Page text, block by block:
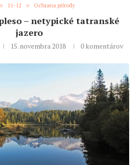
11-12 Ochrana prírody
– netypické tatranské
jazero
15. novembra 2018 0 komentárov